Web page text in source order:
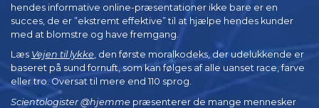
hendes informative online-præsentationer ikke bare er en
succes, de er ”ekstremt effektive” til at hjælpe hendes kunder
med at blomstre og have fremgang.
Læs Vejen til lykke, den første moralkodeks, der udelukkende er
baseret på sund fornuft, som kan følges af alle uanset race, farve
eller tro. Oversat til mere end 110 sprog.
Scientologister @hjemme præsenterer de mange mennesker